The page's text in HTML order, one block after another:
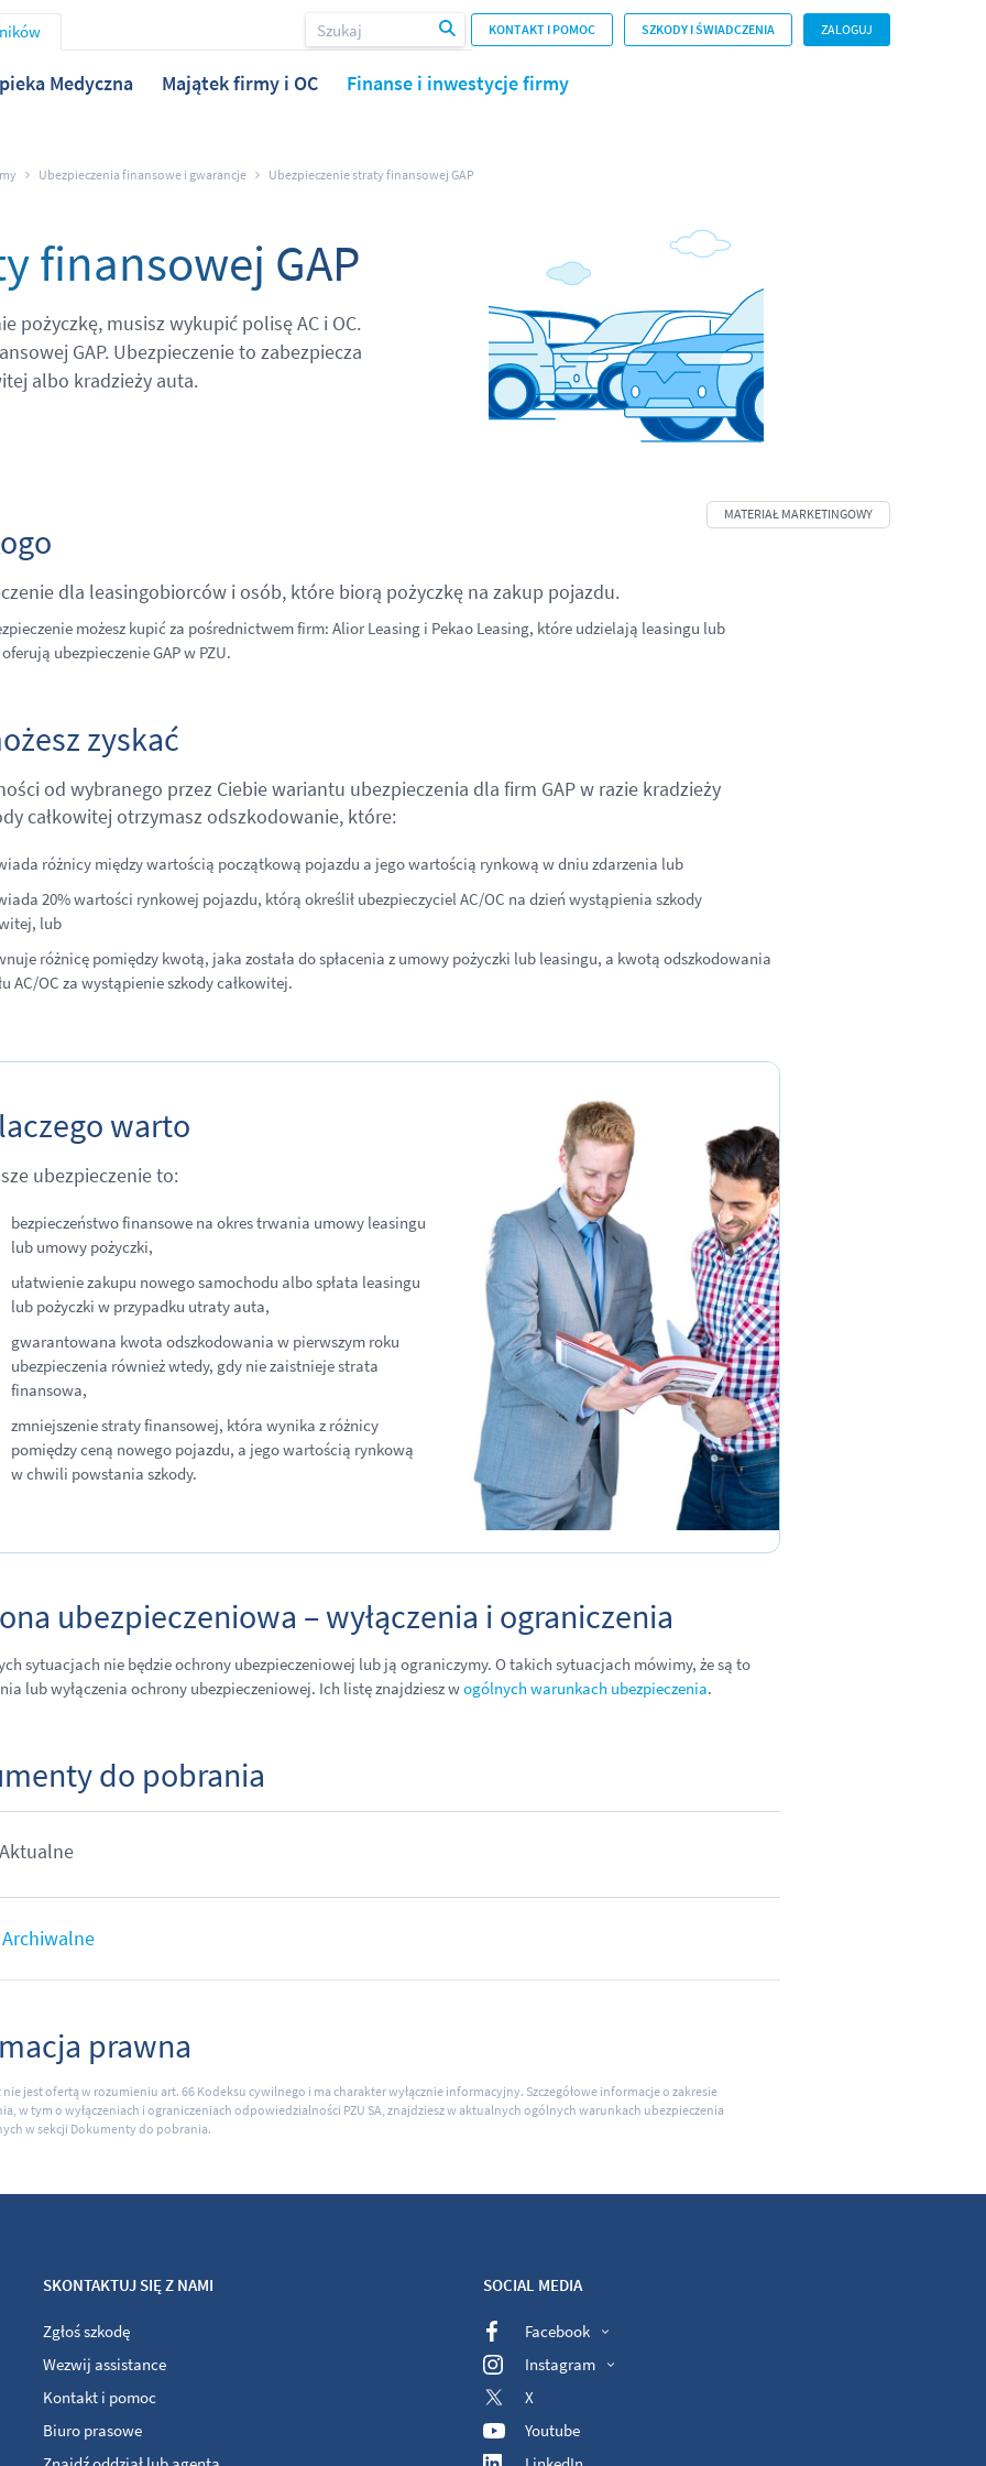
Medyczna Majątek firmy i OC Finanse i inwestycje firmy
KONTAKT I POMOC SZKODY I ŚWIADCZENIA ZALOGUJ
Ubezpieczenia finansowe i gwarancje Ubezpieczenie straty finansowej GAP
finansowej GAP
pożyczkę, musisz wykupić polisę AC i OC.
GAP. Ubezpieczenie to zabezpiecza
albo kradzieży auta.
dla leasingobiorców i osób, które biorą pożyczkę na zakup pojazdu.
możesz kupić za pośrednictwem firm: Alior Leasing i Pekao Leasing, które udzielają leasingu lub
ubezpieczenie GAP w PZU.
zyskać
od wybranego przez Ciebie wariantu ubezpieczenia dla firm GAP w razie kradzieży
całkowitej otrzymasz odszkodowanie, które:
różnicy między wartością początkową pojazdu a jego wartością rynkową w dniu zdarzenia lub
20% wartości rynkowej pojazdu, którą określił ubezpieczyciel AC/OC na dzień wystąpienia szkody
lub
różnicę pomiędzy kwotą, jaka została do spłacenia z umowy pożyczki lub leasingu, a kwotą odszkodowania
AC/OC za wystąpienie szkody całkowitej.
warto
ubezpieczenie to:
bezpieczeństwo finansowe na okres trwania umowy leasingu
lub umowy pożyczki,
ułatwienie zakupu nowego samochodu albo spłata leasingu
lub pożyczki w przypadku utraty auta,
gwarantowana kwota odszkodowania w pierwszym roku
ubezpieczenia również wtedy, gdy nie zaistnieje strata
finansowa,
zmniejszenie straty finansowej, która wynika z różnicy
pomiędzy ceną nowego pojazdu, a jego wartością rynkową
w chwili powstania szkody.
ubezpieczeniowa – wyłączenia i ograniczenia
sytuacjach nie będzie ochrony ubezpieczeniowej lub ją ograniczymy. O takich sytuacjach mówimy, że są to
lub wyłączenia ochrony ubezpieczeniowej. Ich listę znajdziesz wogólnych warunkach ubezpieczenia.
do pobrania
Aktualne
Archiwalne
prawna
nie jest ofertą w rozumieniu art. 66 Kodeksu cywilnego i ma charakter wyłącznie informacyjny. Szczegółowe informacje o zakresie
w tym o wyłączeniach i ograniczeniach odpowiedzialności PZU SA, znajdziesz w aktualnych ogólnych warunkach ubezpieczenia
w sekcji Dokumenty do pobrania.
SKONTAKTUJ SIĘ Z NAMI
Zgłoś szkodę
Wezwij assistance
Kontakt i pomoc
Biuro prasowe
SOCIAL MEDIA
Facebook
Instagram
X
Youtube